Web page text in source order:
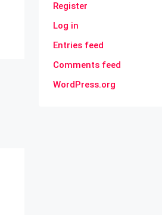
Register
Log in
Entries feed
Comments feed
WordPress.org